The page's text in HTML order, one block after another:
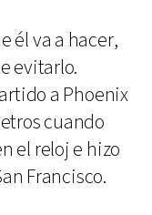
él va a hacer,
evitarlo.
a Phoenix
cuando
el reloj e hizo
Francisco.